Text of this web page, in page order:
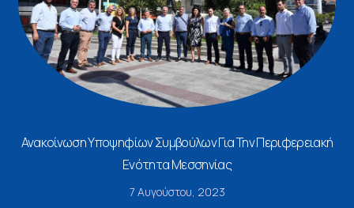
Ανακοίνωση Υποψηφίων Συμβούλων Για Την Περιφερειακή
Ενότητα Μεσσηνίας
7 Αυγούστου, 2023